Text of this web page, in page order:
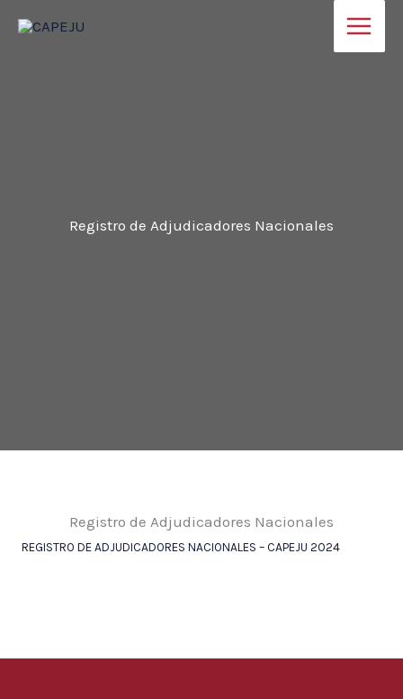
Registro de Adjudicadores Nacionales
Registro de Adjudicadores Nacionales
REGISTRO DE ADJUDICADORES NACIONALES – CAPEJU 2024